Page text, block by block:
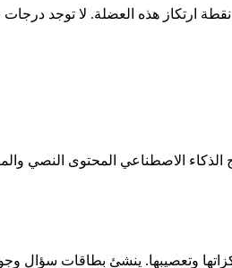
ارتكاز هذه العضلة. لا توجد
وتعصيبها. ينشئ بطاقات